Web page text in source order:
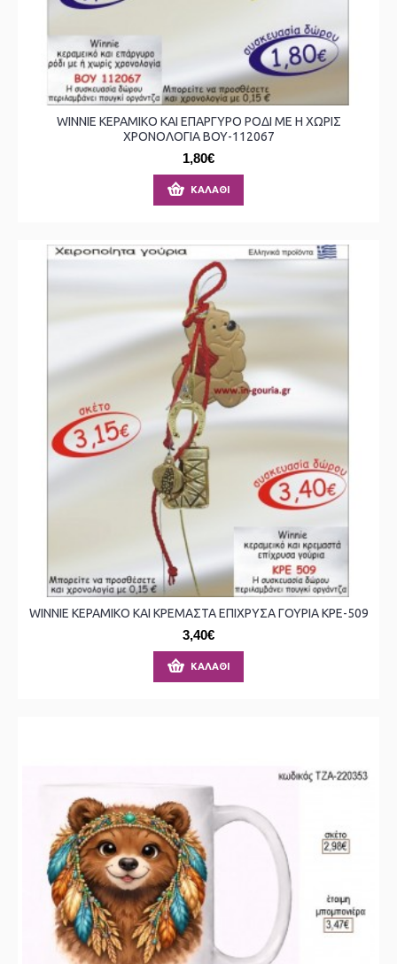
WINNIE ΚΕΡΑΜΙΚΟ ΚΑΙ ΕΠΑΡΓΥΡΟ ΡΟΔΙ ΜΕ Η ΧΩΡΙΣ
ΧΡΟΝΟΛΟΓΙΑ ΒΟΥ-112067
1,80€
ΚΑΛΆΘΙ
WINNIE ΚΕΡΑΜΙΚΟ ΚΑΙ ΚΡΕΜΑΣΤΑ ΕΠΙΧΡΥΣΑ ΓΟΥΡΙΑ ΚΡΕ-509
3,40€
ΚΑΛΆΘΙ